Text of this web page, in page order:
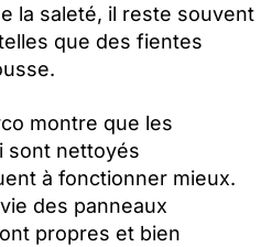
la saleté, il reste souvent
que des fientes
montre que les
sont nettoyés
à fonctionner mieux.
des panneaux
propres et bien